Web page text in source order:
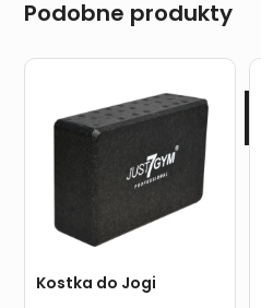
Podobne produkty
Kostka do Jogi